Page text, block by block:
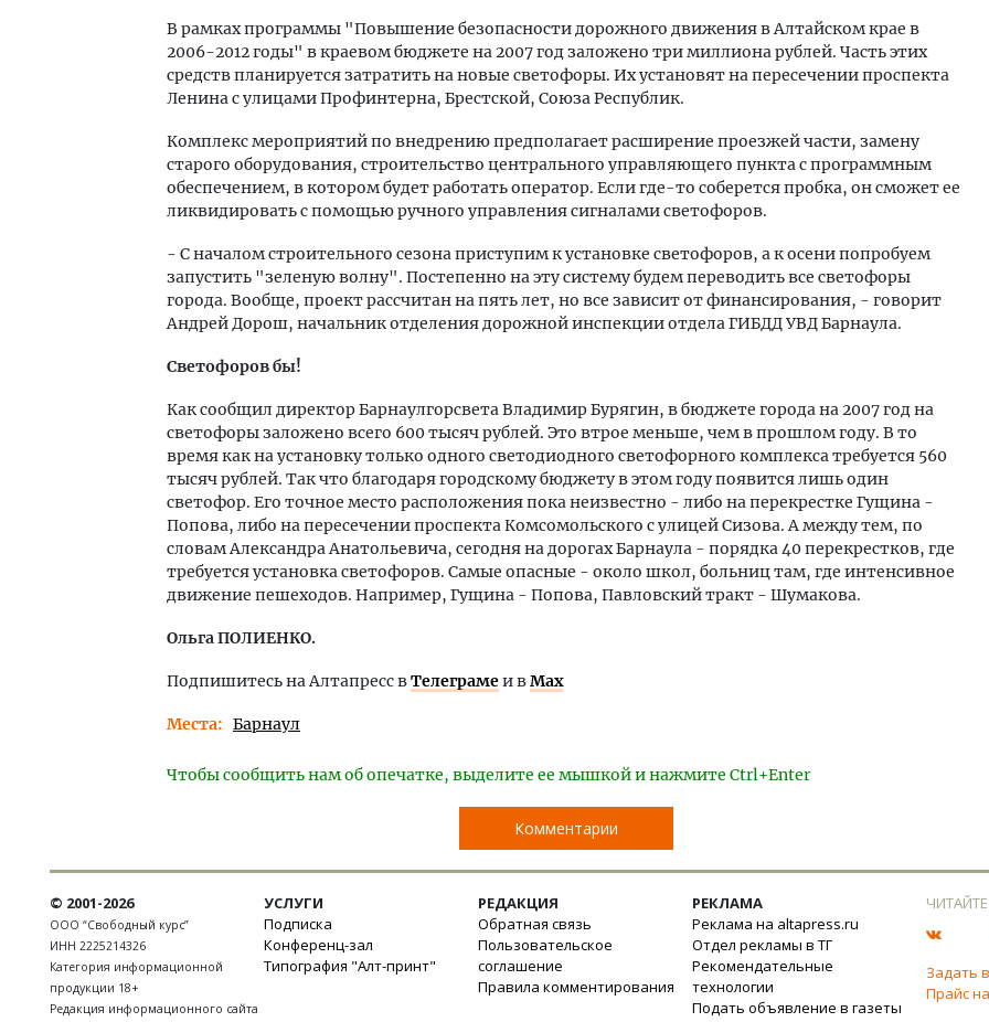
В рамках программы "Повышение безопасности дорожного движения в Алтайском крае в
2006-2012 годы" в краевом бюджете на 2007 год заложено три миллиона рублей. Часть этих
средств планируется затратить на новые светофоры. Их установят на пересечении проспекта
Ленина с улицами Профинтерна, Брестской, Союза Республик.
Комплекс мероприятий по внедрению предполагает расширение проезжей части, замену
старого оборудования, строительство центрального управляющего пункта с программным
обеспечением, в котором будет работать оператор. Если где-то соберется пробка, он сможет ее
ликвидировать с помощью ручного управления сигналами светофоров.
- С началом строительного сезона приступим к установке светофоров, а к осени попробуем
запустить "зеленую волну". Постепенно на эту систему будем переводить все светофоры
города. Вообще, проект рассчитан на пять лет, но все зависит от финансирования, - говорит
Андрей Дорош, начальник отделения дорожной инспекции отдела ГИБДД УВД Барнаула.
Светофоров бы!
Как сообщил директор Барнаулгорсвета Владимир Бурягин, в бюджете города на 2007 год на
светофоры заложено всего 600 тысяч рублей. Это втрое меньше, чем в прошлом году. В то
время как на установку только одного светодиодного светофорного комплекса требуется 560
тысяч рублей. Так что благодаря городскому бюджету в этом году появится лишь один
светофор. Его точное место расположения пока неизвестно - либо на перекрестке Гущина -
Попова, либо на пересечении проспекта Комсомольского с улицей Сизова. А между тем, по
словам Александра Анатольевича, сегодня на дорогах Барнаула - порядка 40 перекрестков, где
требуется установка светофоров. Самые опасные - около школ, больниц там, где интенсивное
движение пешеходов. Например, Гущина - Попова, Павловский тракт - Шумакова.
Ольга ПОЛИЕНКО.
Подпишитесь на Алтапресс вТелеграмеи вMax
Места Барнаул
Чтобы сообщить нам об опечатке, выделите ее мышкой и нажмите Ctrl+Enter
Комментарии
© 2001-2026
ООО “Свободный курс”
ИНН 2225214326
Категория информационной
продукции 18+
Редакция информационного сайта
УСЛУГИ
Подписка
Конференц-зал
Типография "Алт-принт"
РЕДАКЦИЯ
Обратная связь
Пользовательское
соглашение
Правила комментирования
РЕКЛАМА
Реклама на altapress.ru
Отдел рекламы в ТГ
Рекомендательные
технологии
Подать объявление в газеты
Задать
Прайс